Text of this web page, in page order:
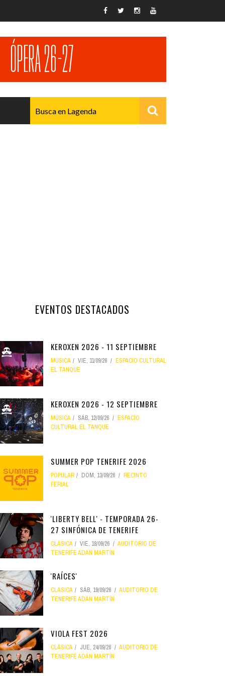
EVENTOS DESTACADOS
KEROXEN 2026 - 11 SEPTIEMBRE
MÚSICA VIE, 11/09/26
ESPACIO CULTURAL
EL TANQUE
KEROXEN 2026 - 12 SEPTIEMBRE
MÚSICA SÁB, 12/09/26
ESPACIO
CULTURAL EL TANQUE
SUMMER POP TENERIFE 2026
POPULAR DOM, 13/09/26
RECINTO
FERIAL
'LIBERTY BELL' - TEMPORADA 26-
27 SINFÓNICA DE TENERIFE
CLÁSICA VIE, 18/09/26
AUDITORIO DE
TENERIFE ADÁN MARTÍN
'RAÍCES'
CLÁSICA SÁB, 19/09/26
AUDITORIO DE
TENERIFE ADÁN MARTÍN
VIOLA FEST 2026
CLÁSICA JUE, 24/09/26
AUDITORIO DE
TENERIFE ADÁN MARTÍN